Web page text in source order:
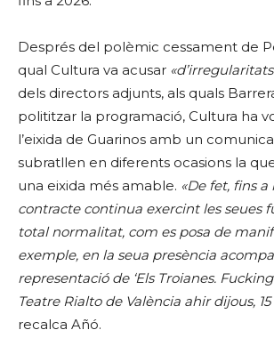
Després del polèmic cessament de
qual Cultura va acusar
dels directors adjunts, als quals
polititzar la programació, Cultura ha
l’eixida de Guarinos amb un
subratllen en diferents ocasions la
una eixida més amable. «De fet, fins a
contracte continua exercint les seues
total normalitat, com es posa de
exemple, en la seua presència
representació de ‘Els Troianes.
Teatre Rialto de València ahir dijous,
recalca Añó.